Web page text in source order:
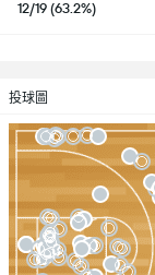
12/19 (63.2%)
投球圖